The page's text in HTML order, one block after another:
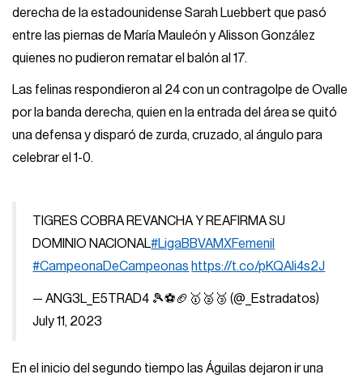
derecha de la estadounidense Sarah Luebbert que pasó
entre las piernas de María Mauleón y Alisson González
quienes no pudieron rematar el balón al 17.
Las felinas respondieron al 24 con un contragolpe de Ovalle
por la banda derecha, quien en la entrada del área se quitó
una defensa y disparó de zurda, cruzado, al ángulo para
celebrar el 1-0.
TIGRES COBRA REVANCHA Y REAFIRMA SU
DOMINIO NACIONAL#LigaBBVAMXFemenil
#CampeonaDeCampeonas https://t.co/pKQAIi4s2J
— ANG3L_E5TRAD4 🎾⚽️🏈🥇🥈🥉 (@_Estradatos)
July 11, 2023
En el inicio del segundo tiempo las Águilas dejaron ir una